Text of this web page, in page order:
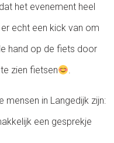
het evenement heel
echt een kick van om
hand op de fiets door
zien fietsen
.
in Langedijk zijn:
een gesprekje